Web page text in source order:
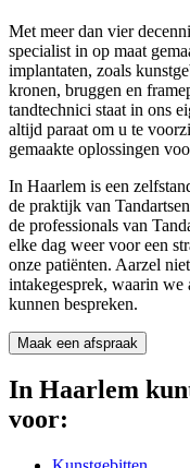
Met meer dan vier
specialist in op maat
implantaten, zoals
kronen, bruggen en
tandtechnici staat in ons
altijd paraat om u te
gemaakte oplossingen
In Haarlem is een
de praktijk van
de professionals van
elke dag weer voor een
onze patiënten. Aarzel
intakegesprek, waarin
kunnen bespreken.
Maak een afspraak
In Haarlem
voor: